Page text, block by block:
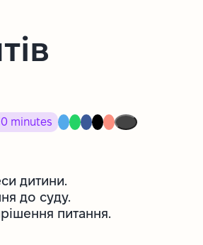
minutes
дитини.
до суду.
питання.